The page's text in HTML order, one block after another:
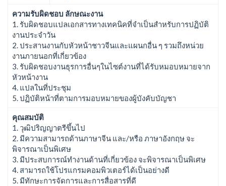
ความรับผิดชอบ ลักษณะงาน
1. รับผิดชอบแปลเอกสารทางเทคนิคที่จำเป็นสำหรับการปฏิบัติ
งานประจำวัน
2. ประสานงานกับหัวหน้าชาวจีนและแผนกอื่น ๆ รวมถึงหน่วย
งานภายนอกที่เกี่ยวข้อง
3. รับผิดชอบงานธุรการอื่นๆในไซต์งานที่ได้รับหมอบหมายจาก
หัวหน้างาน
4. แปลในที่ประชุม
5. ปฏิบัติหน้าที่ตามการมอบหมายของผู้บังคับบัญชา
คุณสมบัติ
1. วุฒิปริญญาตรีขึ้นไป
2. มีความสามารถด้านภาษาจีน และ/หรือ ภาษาอังกฤษ จะ
พิจารณาเป็นพิเศษ
3. มีประสบการณ์ทำงานด้านที่เกี่ยวข้อง จะพิจารณาเป็นพิเศษ
4. สามารถใช้โปรแกรมคอมพิวเตอร์ได้เป็นอย่างดี
5. มีทักษะการจัดการและการสื่อสารที่ดี